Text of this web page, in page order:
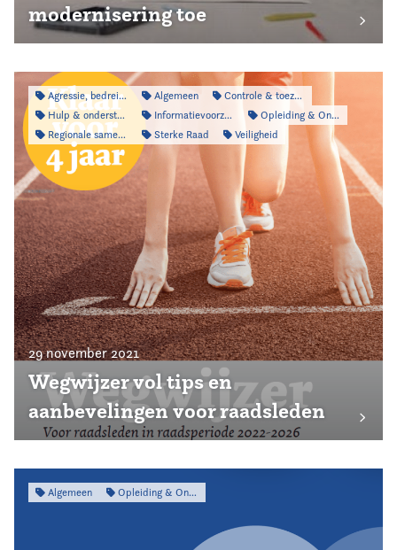
modernisering toe
Agressie, bedreiging & intimidatie Algemeen
Controle & toezicht
Hulp & ondersteuning
Informatievoorziening
Opleiding & Ontwikkeling
Regionale samenwerking
Sterke Raad Veiligheid
29 november 2021
Wegwijzer vol tips en
aanbevelingen voor raadsleden
Algemeen Opleiding & Ontwikkeling